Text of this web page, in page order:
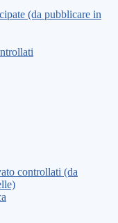
(da pubblicare in
controllati (da